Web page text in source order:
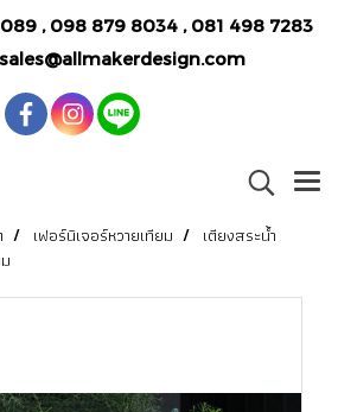
, 098 879 8034 , 081 498 7283
sales@allmakerdesign.com
เฟอร์นิเจอร์หวายเทียม
เตียงสระน้ำ